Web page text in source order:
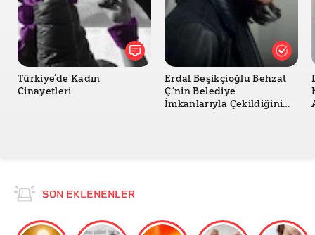
Türkiye’de Kadın
Cinayetleri
Erdal Beşikçioğlu Behzat
Ç.’nin Belediye
İmkanlarıyla Çekildiğini
SON EKLENENLER